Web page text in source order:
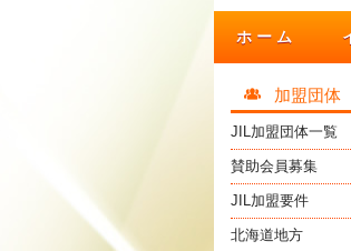
ホーム
加盟団体
JIL加盟団体一覧
賛助会員募集
JIL加盟要件
北海道地方